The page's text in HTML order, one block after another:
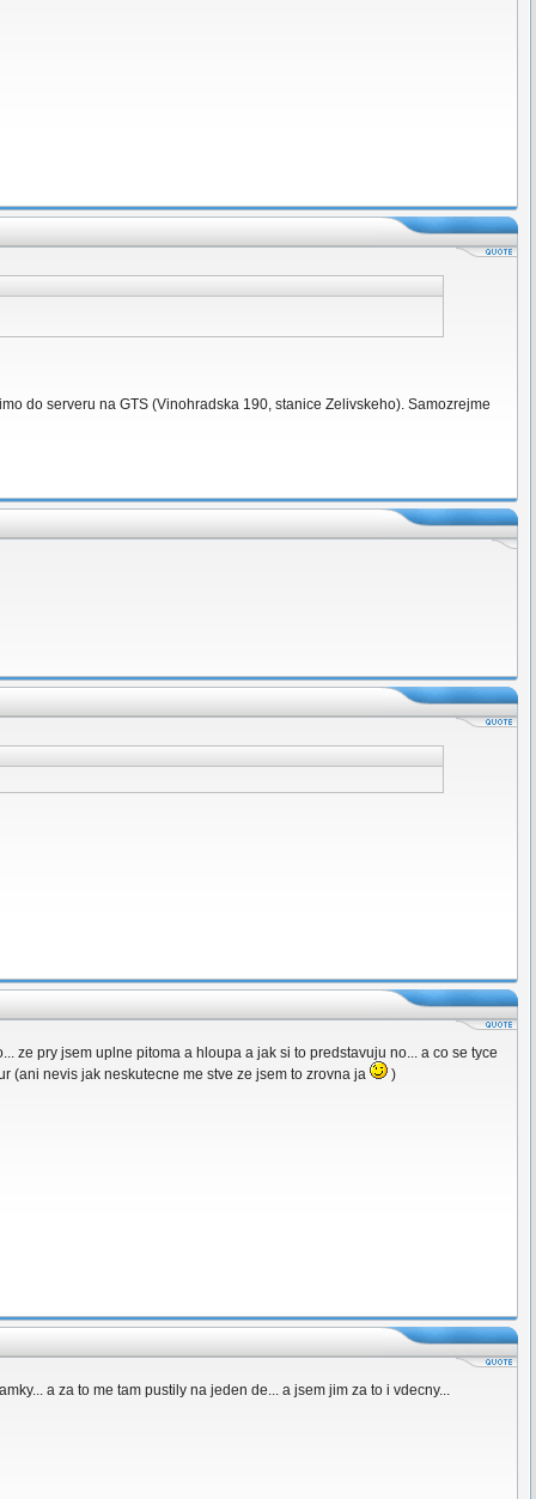
do serveru na GTS (Vinohradska 190, stanice Zelivskeho). Samozrejme
ze pry jsem uplne pitoma a hloupa a jak si to predstavuju no... a co se tyce
(ani nevis jak neskutecne me stve ze jsem to zrovna ja
)
a za to me tam pustily na jeden de... a jsem jim za to i vdecny...